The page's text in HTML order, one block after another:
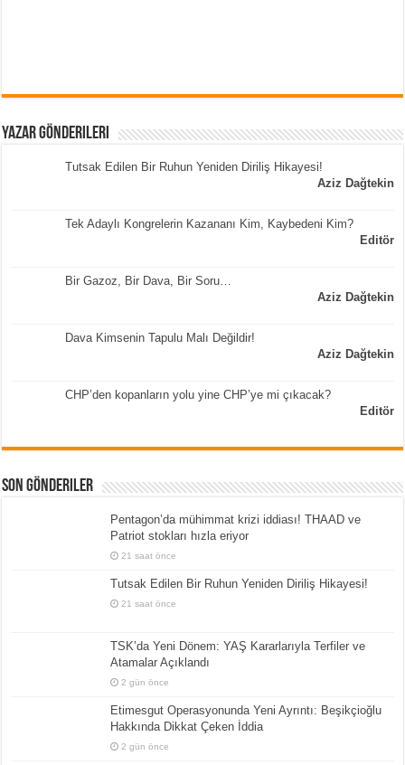
Yazar Gönderileri
Tutsak Edilen Bir Ruhun Yeniden Diriliş Hikayesi!
Aziz Dağtekin
Tek Adaylı Kongrelerin Kazananı Kim, Kaybedeni Kim?
Editör
Bir Gazoz, Bir Dava, Bir Soru…
Aziz Dağtekin
Dava Kimsenin Tapulu Malı Değildir!
Aziz Dağtekin
CHP’den kopanların yolu yine CHP’ye mi çıkacak?
Editör
Son Gönderiler
Pentagon’da mühimmat krizi iddiası! THAAD ve
Patriot stokları hızla eriyor
21 saat önce
Tutsak Edilen Bir Ruhun Yeniden Diriliş Hikayesi!
21 saat önce
TSK’da Yeni Dönem: YAŞ Kararlarıyla Terfiler ve
Atamalar Açıklandı
2 gün önce
Etimesgut Operasyonunda Yeni Ayrıntı: Beşikçioğlu
Hakkında Dikkat Çeken İddia
2 gün önce